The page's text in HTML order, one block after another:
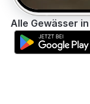
Alle Gewässer